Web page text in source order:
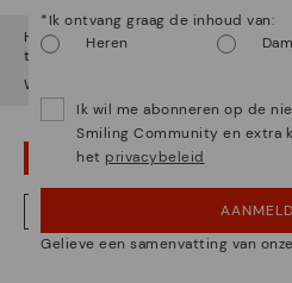
Het lijkt erop dat je in Verenigde
toegang te krijgen tot de
België
Wil je naar onze
OEPS! FOUTJE, IK WIL GRAAG IN
NEE, IK WIL DE
*Ik ontvang graag de inhoud van:
Heren
Ik wil me abonneren op de
Smiling Community en extra
het privacybeleid
Gelieve een samenvatting van